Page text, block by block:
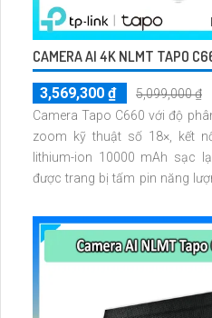
CAMERA AI 4K NLMT TAPO
3,569,300 ₫
5,099,000 ₫
Camera Tapo C660 với độ
zoom kỹ thuật số 18×, kết
lithium-ion 10000 mAh sạc
được trang bị tấm pin năng
microSD tối đa 512 GB